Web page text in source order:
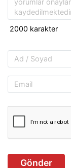
Gönder